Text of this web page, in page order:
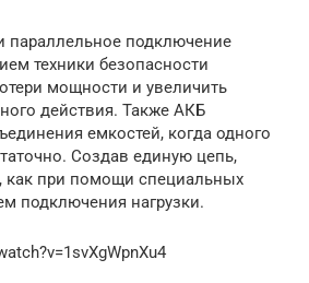
параллельное подключение
техники безопасности
мощности и увеличить
действия. Также АКБ
емкостей, когда одного
Создав единую цепь,
как при помощи специальных
подключения нагрузки.